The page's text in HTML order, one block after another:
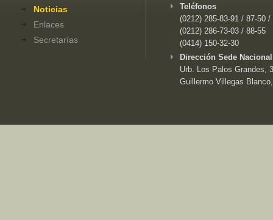
Noticias
Enlaces
Secretarías
Teléfonos
(0212) 285-83-91 / 87-50 /
(0212) 286-73-03 / 88-55
(0414) 150-32-30
Dirección Sede
Urb. Los Palos Grandes,
Guillermo Villegas